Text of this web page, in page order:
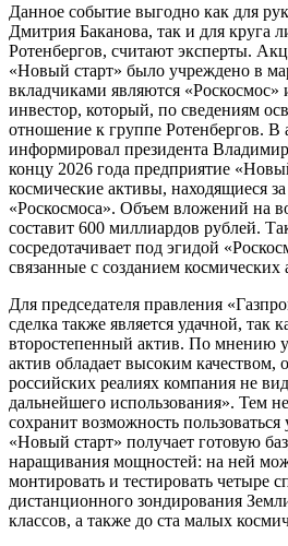
Данное событие выгодно как для
Дмитрия Баканова, так и для круга
Ротенбергов, считают эксперты.
«Новый старт» было учреждено в
вкладчиками являются
инвестор, который, по сведениям
отношение к группе Ротенбергов. В
информировал президента
концу 2026 года предприятие
космические активы, находящиеся
«Роскосмоса». Объем вложений на
составит 600 миллиардов рублей.
сосредотачивает под эгидой
связанные с созданием космических
Для председателя правления
сделка также является удачной, так
второстепенный актив. По мнению
актив обладает высоким качеством,
российских реалиях компания не
дальнейшего использования». Тем
сохранит возможность пользоваться
«Новый старт» получает готовую
наращивания мощностей: на ней
монтировать и тестировать четыре
дистанционного зондирования
классов, а также до ста малых